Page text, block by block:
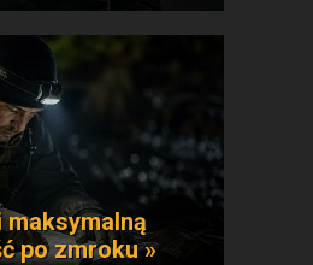
maksymalną
po zmroku »